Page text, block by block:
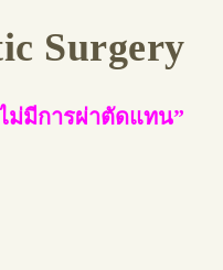
Surgery
ม่มีการผ่าตัดแทน”